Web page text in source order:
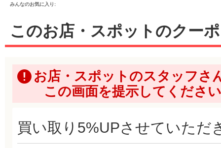
みんなのお気に入り:
このお店・スポットのクー
お店・スポットのスタッフさ
この画面を提示してください
買い取り5%UPさせていただ